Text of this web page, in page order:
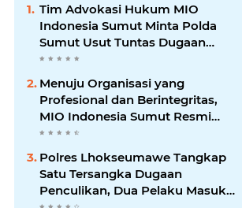
Tim Advokasi Hukum MIO
Indonesia Sumut Minta Polda
Sumut Usut Tuntas Dugaan
Kasus Meninggalnya Winda
Profesional
Menuju Organisasi yang
Profesional dan Berintegritas,
MIO Indonesia Sumut Resmi
Daftar ke Kesbangpol
Polres Lhokseumawe Tangkap
Satu Tersangka Dugaan
Penculikan, Dua Pelaku Masuk